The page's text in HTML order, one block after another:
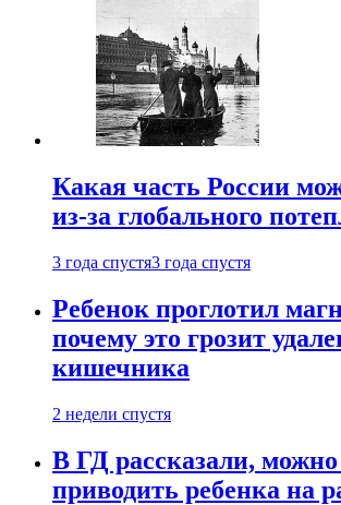
Какая часть России
из-за глобального
3 года спустя3 года спустя
Ребенок проглотил
почему это грозит
кишечника
2 недели спустя
В ГД рассказали,
приводить ребенка на